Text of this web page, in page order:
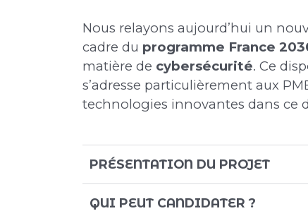
Nous relayons aujourd’hui un
cadre du programme France
matière de cybersécurité. Ce
s’adresse particulièrement aux
technologies innovantes dans ce
PRÉSENTATION DU PROJET
QUI PEUT CANDIDATER ?